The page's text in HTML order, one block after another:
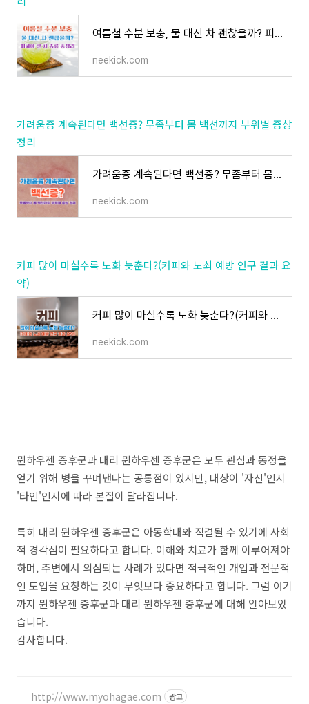
여름철 수분 보충, 물 대신 차 괜찮을까? 피해야 할 차 종류 총정리
neekick.com
가려움증 계속된다면 백선증? 무좀부터 몸 백선까지 부위별 증상
정리
가려움증 계속된다면 백선증? 무좀부터 몸 백선까지 부위별 증상 정리
neekick.com
커피 많이 마실수록 노화 늦춘다?(커피와 노쇠 예방 연구 결과 요
약)
커피 많이 마실수록 노화 늦춘다?(커피와 노쇠 예방 연구 결과 요약)
neekick.com
뮌하우젠 증후군과 대리 뮌하우젠 증후군은 모두 관심과 동정을
얻기 위해 병을 꾸며낸다는 공통점이 있지만, 대상이 '자신'인지
'타인'인지에 따라 본질이 달라집니다.
특히 대리 뮌하우젠 증후군은 아동학대와 직결될 수 있기에 사회
적 경각심이 필요하다고 합니다. 이해와 치료가 함께 이루어져야
하며, 주변에서 의심되는 사례가 있다면 적극적인 개입과 전문적
인 도입을 요청하는 것이 무엇보다 중요하다고 합니다. 그럼 여기
까지 뮌하우젠 증후군과 대리 뮌하우젠 증후군에 대해 알아보았
습니다.
감사합니다.
http://www.myohagae.com 광고